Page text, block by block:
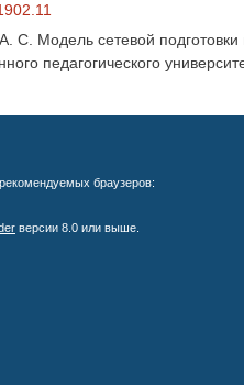
Модель сетевой подготовки
педагогического
браузеров:
версии 8.0 или выше.